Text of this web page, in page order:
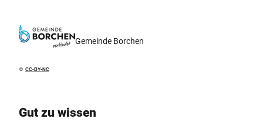
© CC-BY-NC
Gemeinde Borchen
Gut zu wissen